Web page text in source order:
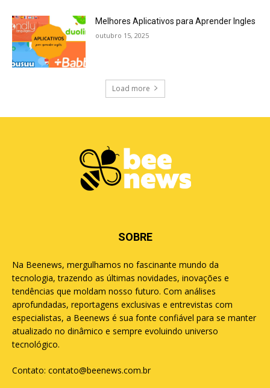
Melhores Aplicativos para Aprender Ingles
outubro 15, 2025
Load more
SOBRE
Na Beenews, mergulhamos no fascinante mundo da
tecnologia, trazendo as últimas novidades, inovações e
tendências que moldam nosso futuro. Com análises
aprofundadas, reportagens exclusivas e entrevistas com
especialistas, a Beenews é sua fonte confiável para se manter
atualizado no dinâmico e sempre evoluindo universo
tecnológico.
Contato: contato@beenews.com.br